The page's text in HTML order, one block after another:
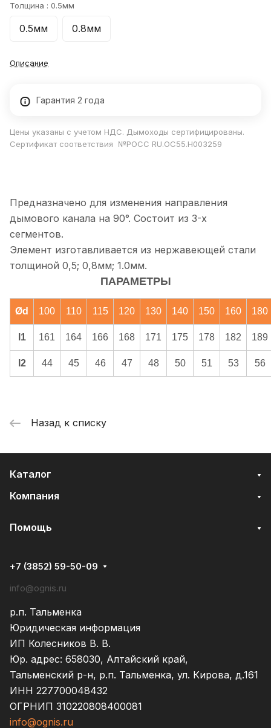
Толщина : 0.5мм
0.5мм 0.8мм
Описание
Гарантия 2 года
Цены указаны с учетом НДС. Дымоходы сертифицированы.
Сертификат соответствия №РОСС RU.ОС55.Н003259
Предназначено для изменения направления
дымового канала на 90°. Состоит из 3-х
сегментов.
Элемент изготавливается из нержавеющей стали
толщиной 0,5; 0,8мм; 1.0мм.
ПАРАМЕТРЫ
Ød 100 110 115 120 130 140 150 160 180
l1 161 164 166 168 171 175 178 182 189
l2 44 45 46 47 48 50 51 53 56
Назад к списку
Каталог
Компания
Помощь
+7 (3852) 59-50-09
info@ognis.ru
р.п. Тальменка
Юридическая информация
ИП Колесников В. В.
Юр. адрес: 658030, Алтайский край,
Тальменский р-н, р.п. Тальменка, ул. Кирова, д.161
ИНН 227700048432
ОГРНИП 310220808400081
info@ognis.ru